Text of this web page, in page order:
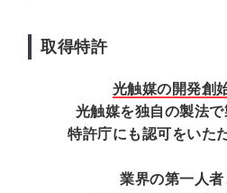
取得特許
光触媒の開発創
光触媒を独自の製法で
特許庁にも認可をいた
業界の第一人者